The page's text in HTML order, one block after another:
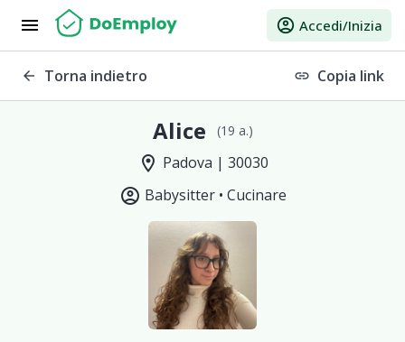
menu account_circle Accedi/Inizia
arrow_back Torna indietro link Copia link
Alice (19 a.)
location_on Padova | 30030
account_circle Babysitter • Cucinare